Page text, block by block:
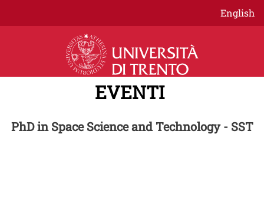
Salta al contenuto principale
English
EVENTI
PhD in Space Science and Technology - SST